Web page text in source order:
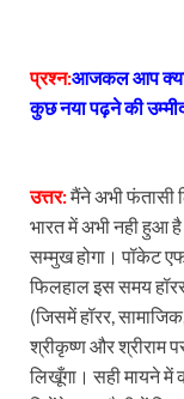
प्रश्न:आजकल आप क्या
कुछ नया पढ़ने की
उत्तर:मैंने अभी फंतासी
भारत में अभी नही हुआ
सम्मुख होगा। पॉकेट एफ
फिलहाल इस समय
(जिसमें हॉरर,
श्रीकृष्ण और श्रीराम
लिखूँगा। सही मायने में